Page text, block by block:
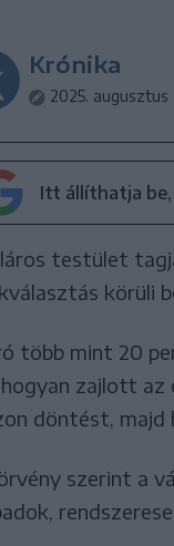
Krónika
2025. augusztus
Itt állíthatja be,
testület
körüli
több mint 20
zajlott az
döntést,
szerint a